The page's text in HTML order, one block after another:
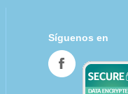
Síguenos en